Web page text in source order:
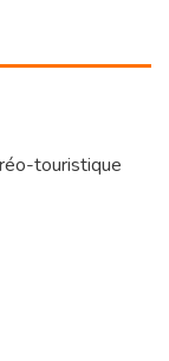
touristique